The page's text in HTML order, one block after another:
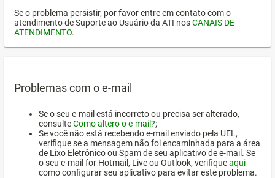
Se o problema persistir, por favor entre em contato com o
atendimento de Suporte ao Usuário da ATI nosCANAIS DE
ATENDIMENTO.
Problemas com o e-mail
Se o seu e-mail está incorreto ou precisa ser alterado,
consulteComo altero o e-mail?;
Se você não está recebendo e-mail enviado pela UEL,
verifique se a mensagem não foi encaminhada para a área
de Lixo Eletrônico ou Spam de seu aplicativo de e-mail. Se
o seu e-mail for Hotmail, Live ou Outlook, verifiqueaqui
como configurar seu aplicativo para evitar este problema.